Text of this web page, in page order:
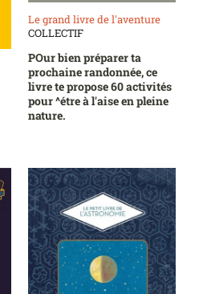
Le grand livre de l'aventure
COLLECTIF
POur bien préparer ta
prochaine randonnée, ce
livre te propose 60 activités
pour ^étre à l'aise en pleine
nature.